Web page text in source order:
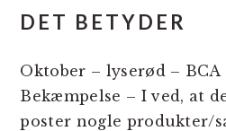
DET BETYDER
Oktober – lyserød –
Bekæmpelse – I ved, at
poster nogle produkter/